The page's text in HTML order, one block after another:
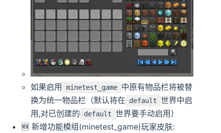
如果启用 minetest_game 中原有物品栏将被替
换为统一物品栏（默认将在
default 世界中启
用,对已创建的
default 世界要手动启用）
🆕️️ 新增功能模组(minetest_game)玩家皮肤: